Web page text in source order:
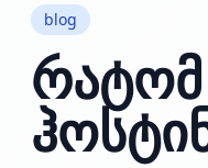
blog
რატომ